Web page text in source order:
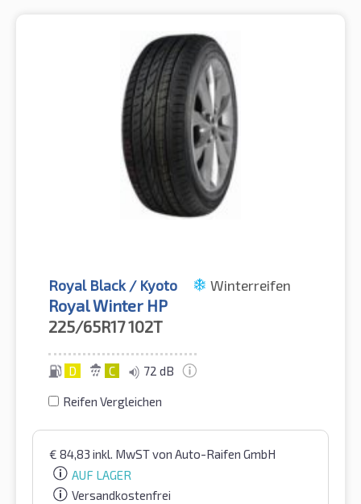
Royal Black / Kyoto Winterreifen
Royal Winter HP
225/65R17102T
D C 72 dB
Reifen Vergleichen
€ 84,83 inkl. MwSTvon Auto-Raifen GmbH
AUF LAGER
Versandkostenfrei